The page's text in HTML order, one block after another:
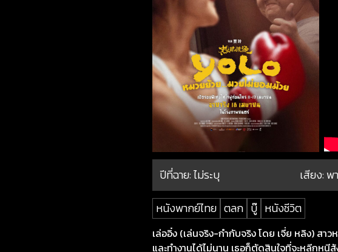
ปีที่ฉาย:ไม่ระบุ เสียง: พ
หนังพากย์ไทย ตลก บู๊ หนังชีวิต
เล่ออิ๋ง (เล่นจริง-กำกับจริง โดย เจี่ย หลิง) ส
และทำงานได้ไม่นาน เธอก็ตัดสินใจที่จะหลีกหนี